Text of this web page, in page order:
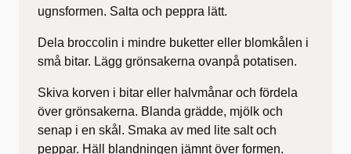
ugnsformen. Salta och peppra lätt.
Dela broccolin i mindre buketter eller blomkålen i
små bitar. Lägg grönsakerna ovanpå potatisen.
Skiva korven i bitar eller halvmånar och fördela
över grönsakerna. Blanda grädde, mjölk och
senap i en skål. Smaka av med lite salt och
peppar. Häll blandningen jämnt över formen.